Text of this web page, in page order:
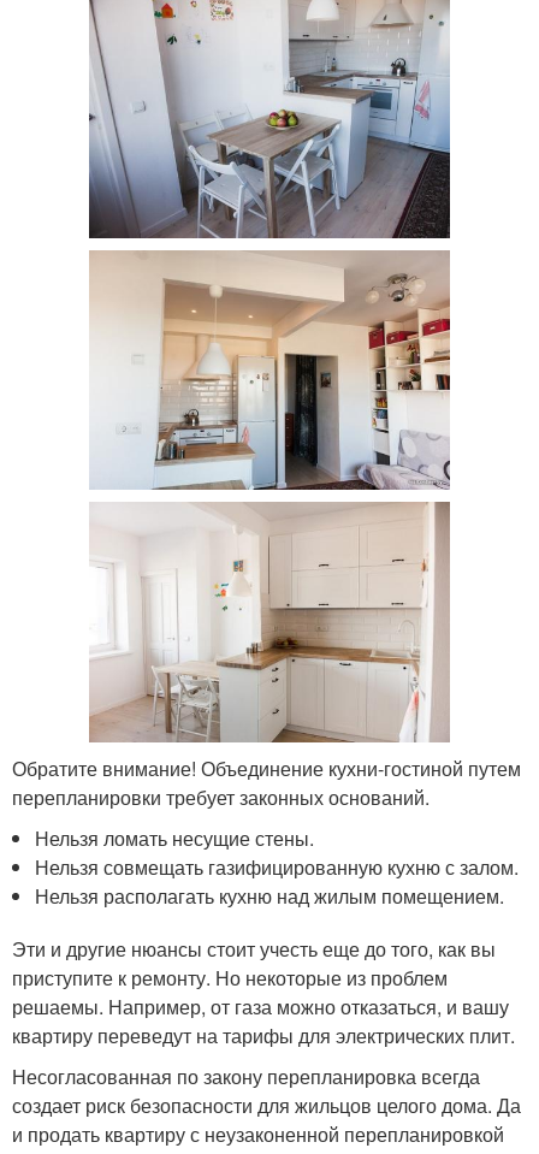
Обратите внимание! Объединение кухни-гостиной путем
перепланировки требует законных оснований.
Нельзя ломать несущие стены.
Нельзя совмещать газифицированную кухню с залом.
Нельзя располагать кухню над жилым помещением.
Эти и другие нюансы стоит учесть еще до того, как вы
приступите к ремонту. Но некоторые из проблем
решаемы. Например, от газа можно отказаться, и вашу
квартиру переведут на тарифы для электрических плит.
Несогласованная по закону перепланировка всегда
создает риск безопасности для жильцов целого дома. Да
и продать квартиру с неузаконенной перепланировкой